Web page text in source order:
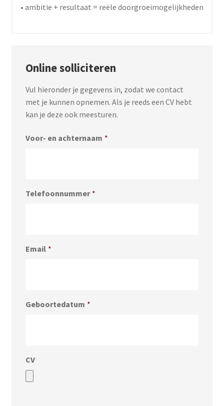
• ambitie + resultaat = reële doorgroeimogelijkheden
Online solliciteren
Vul hieronder je gegevens in, zodat we contact
met je kunnen opnemen. Als je reeds een CV hebt
kan je deze ook meesturen.
Voor- en achternaam *
Telefoonnummer *
Email *
Geboortedatum *
CV